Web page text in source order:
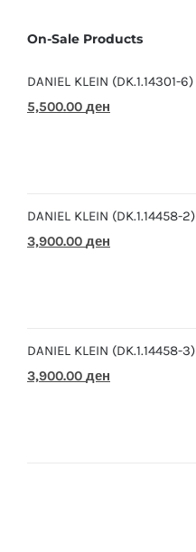
On-Sale Products
DANIEL KLEIN (DK.1.14301-6)
Original
5,500.00 ден
DANIEL KLEIN (DK.1.14458-2)
Original
3,900.00 ден
DANIEL KLEIN (DK.1.14458-3)
Original
3,900.00 ден